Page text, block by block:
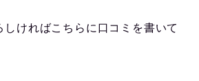
しければこちらに口コミを書いて